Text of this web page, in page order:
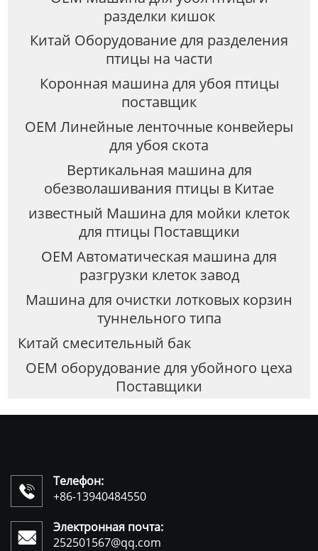
разделки кишок
Китай Оборудование для разделения
птицы на части
Коронная машина для убоя птицы
поставщик
OEM Линейные ленточные конвейеры
для убоя скота
Вертикальная машина для
обезволашивания птицы в Китае
известный Машина для мойки клеток
для птицы Поставщики
OEM Автоматическая машина для
разгрузки клеток завод
Машина для очистки лотковых корзин
туннельного типа
Китай смесительный бак
OEM оборудование для убойного цеха
Поставщики

Телефон:
+86-13940484550

Электронная почта:
252501567@qq.com